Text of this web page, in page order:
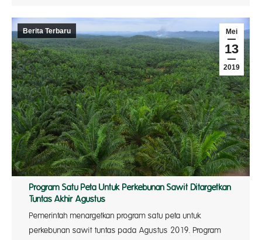
Mei
13
2019
Berita Terbaru
Program Satu Peta Untuk Perkebunan Sawit Ditargetkan
Tuntas Akhir Agustus
Pemerintah menargetkan program satu peta untuk
perkebunan sawit tuntas pada Agustus 2019. Program